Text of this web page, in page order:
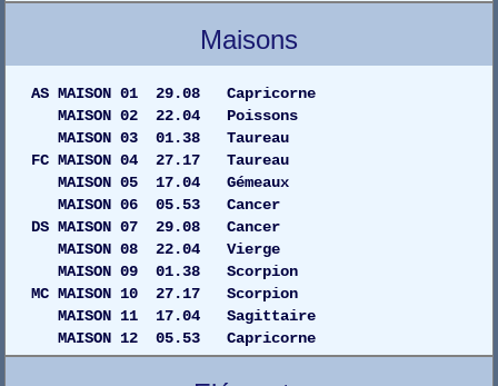
Maisons
AS MAISON 01 29.08 Capricorne
MAISON 02 22.04 Poissons
MAISON 03 01.38 Taureau
FC MAISON 04 27.17 Taureau
MAISON 05 17.04 Gémeaux
MAISON 06 05.53 Cancer
DS MAISON 07 29.08 Cancer
MAISON 08 22.04 Vierge
MAISON 09 01.38 Scorpion
MC MAISON 10 27.17 Scorpion
MAISON 11 17.04 Sagittaire
MAISON 12 05.53 Capricorne